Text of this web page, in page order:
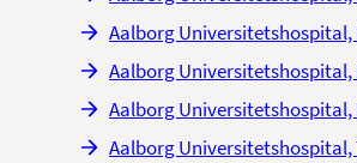
Aalborg Universitetshospital,
Aalborg Universitetshospital,
Aalborg Universitetshospital,
Aalborg Universitetshospital,